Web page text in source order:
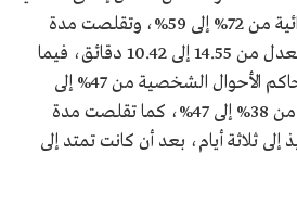
غير المنتهية في المحاكم الجزائية من 72% إلى 59%، وتقلصت مدة
إنجاز الوكالات في كتابات العدل من 14.55 إلى 10.42 دقائق، فيما
ارتفعت نسبة الإنجاز في محاكم الأحوال الشخصية من 47% إلى
59%، وفي محاكم التنفيذ من 38% إلى 47%، كما تقلصت مدة
إلى ثلاثة أيام، بعد أن كانت تمتد إلى